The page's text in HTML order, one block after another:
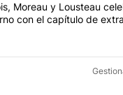
con el título
Moreau y Lousteau
con el capítulo de